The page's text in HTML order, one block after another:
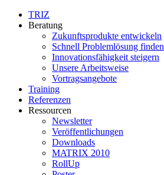
TRIZ
Beratung
Zukunftsprodukte entwickeln
Schnell Problemlösung finden
Innovationsfähigkeit steigern
Unsere Arbeitsweise
Vortragsangebote
Training
Referenzen
Ressourcen
Newsletter
Veröffentlichungen
Downloads
MATRIX 2010
RollUp